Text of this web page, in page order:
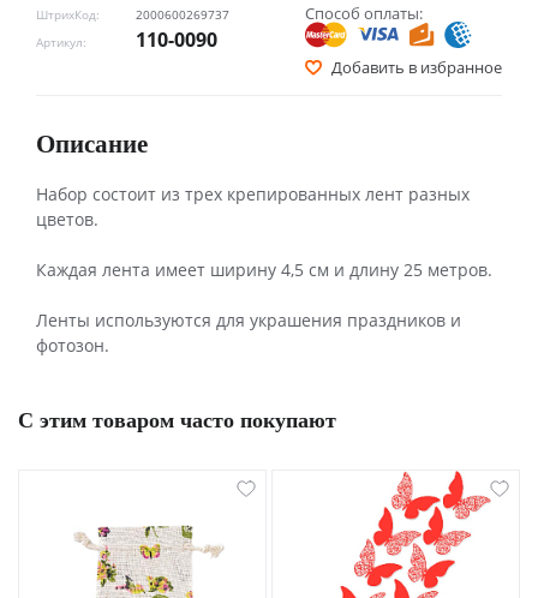
ШтрихКод:
2000600269737
Артикул:
110-0090
Способ оплаты:
Добавить в избранное
Описание
Набор состоит из трех крепированных лент разных
цветов.
Каждая лента имеет ширину 4,5 см и длину 25 метров.
Ленты используются для украшения праздников и
фотозон.
С этим товаром часто покупают